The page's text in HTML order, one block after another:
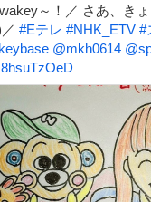
～！／ さあ、き
#Eテレ #NHK_ETV #
@mkh0614